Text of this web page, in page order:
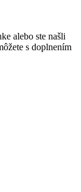
alebo ste našli
s doplnením